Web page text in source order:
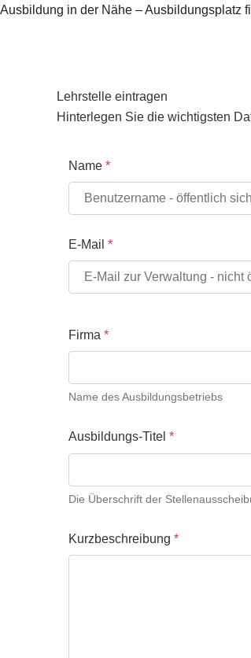
Zum
Ausbildung in der Nähe – Ausbildungsplatz
Lehrstelle eintragen
Hinterlegen Sie die wichtigsten
Name *
E-Mail *
Firma *
Name des Ausbildungsbetriebs
Ausbildungs-Titel *
Die Überschrift der
Kurzbeschreibung *